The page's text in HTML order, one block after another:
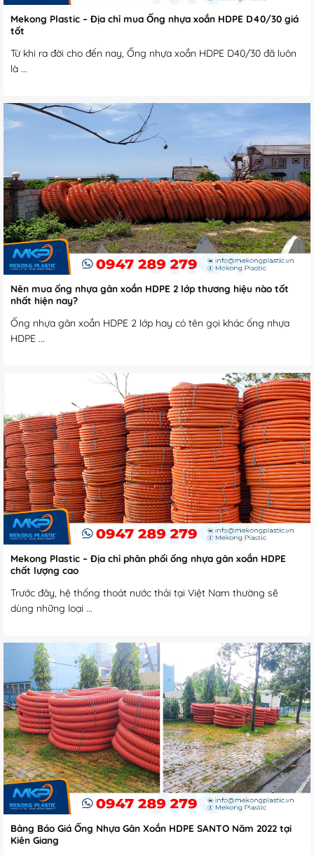
Mekong Plastic – Địa chỉ mua Ống nhựa xoắn HDPE D40/30 giá
tốt
Từ khi ra đời cho đến nay, Ống nhựa xoắn HDPE D40/30 đã luôn
là ...
Nên mua ống nhựa gân xoắn HDPE 2 lớp thương hiệu nào tốt
nhất hiện nay?
Ống nhựa gân xoắn HDPE 2 lớp hay có tên gọi khác ống nhựa
HDPE ...
Mekong Plastic – Địa chỉ phân phối ống nhựa gân xoắn HDPE
chất lượng cao
Trước đây, hệ thống thoát nước thải tại Việt Nam thường sẽ
dùng những loại ...
Bảng Báo Giá Ống Nhựa Gân Xoắn HDPE SANTO Năm 2022 tại
Kiên Giang